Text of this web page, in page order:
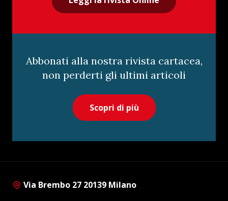
Abbonati alla nostra rivista cartacea,
non perderti gli ultimi articoli
Scopri di più
Via Brembo 27 20139 Milano